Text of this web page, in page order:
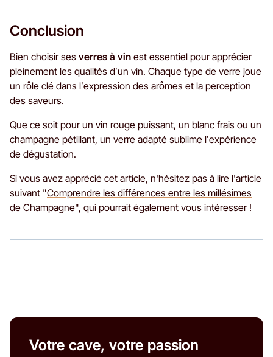
Conclusion
Bien choisir ses verres à vin est essentiel pour apprécier
pleinement les qualités d’un vin. Chaque type de verre joue
un rôle clé dans l’expression des arômes et la perception
des saveurs.
Que ce soit pour un vin rouge puissant, un blanc frais ou un
champagne pétillant, un verre adapté sublime l’expérience
de dégustation.
Si vous avez apprécié cet article, n'hésitez pas à lire l'article
suivant "Comprendre les différences entre les millésimes
de Champagne", qui pourrait également vous intéresser !
Votre cave, votre passion